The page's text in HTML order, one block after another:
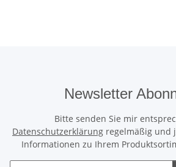
Newsletter
Bitte senden Sie mir
Datenschutzerklärung regelmäßig und
Informationen zu Ihrem